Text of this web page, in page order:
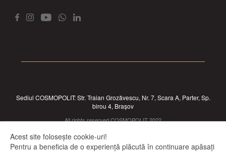
Sediul COSMOPOLIT: Str. Traian Grozăvescu, Nr. 7, Scara A, Parter, Sp.
birou 4, Brașov
All rights reserved COSMOPOLIT 2022
Acest site folosește cookie-uri!
Pentru a beneficia de o experiență plăcută în continuare apăsați